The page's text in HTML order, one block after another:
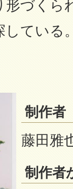
形づくら
している
制作者
藤田雅
制作者